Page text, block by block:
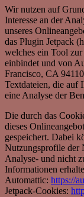
Wir nutzen auf
Interesse an der
unseres
das Plugin Jetpack
welches ein Tool
einbindet und von
Francisco, CA
Textdateien, die auf
eine Analyse der
Die durch das
dieses
gespeichert. Dabei
Nutzungsprofile der
Analyse- und nicht
Informationen
Automattic: https://
Jetpack-Cookies: